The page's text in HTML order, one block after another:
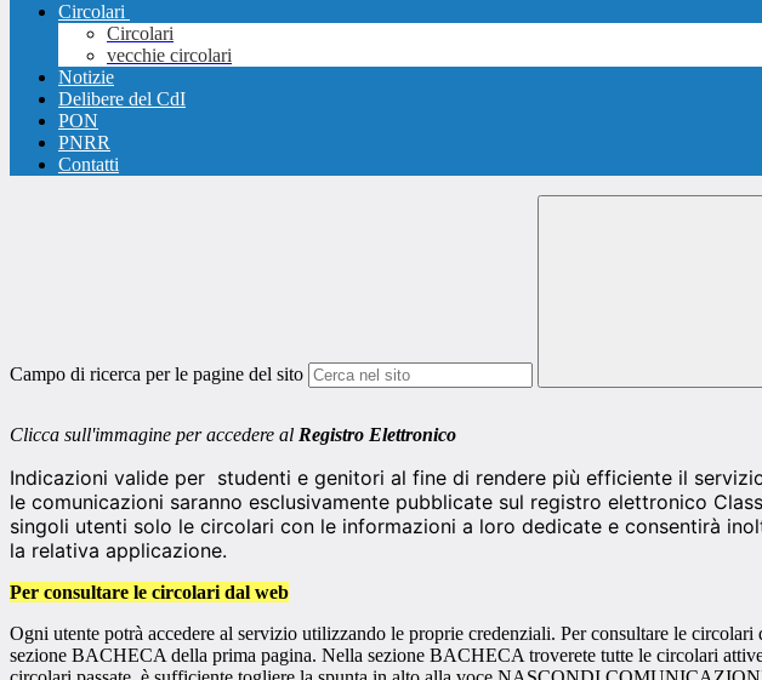
Circolari
Circolari
vecchie circolari
Notizie
Delibere del CdI
PON
PNRR
Contatti
Campo di ricerca per le pagine del sito
Clicca sull'immagine per accedere al Registro Elettronico
Indicazioni valide per studenti e genitori al fine di rendere più efficiente il
le comunicazioni saranno esclusivamente pubblicate sul registro elettronico
singoli utenti solo le circolari con le informazioni a loro dedicate e consentirà
la relativa applicazione.
Per consultare le circolari dal web
Ogni utente potrà accedere al servizio utilizzando le proprie credenziali. Per consultare le
sezione BACHECA della prima pagina. Nella sezione BACHECA troverete tutte le circolari